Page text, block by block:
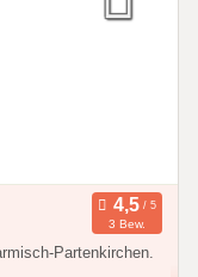
3 Bew.
Partenkirchen.